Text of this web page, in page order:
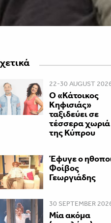
22-30 AUGUST
Ο «Κάτοικος
Κηφισιάς»
ταξιδεύει σε
τέσσερα χωριά
της Κύπρου
Έφυγε ο
Φοίβος
Γεωργιάδης
30 SEPTEMBER
Μία ακόμα